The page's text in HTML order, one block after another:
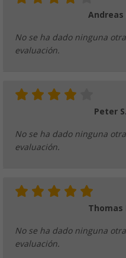
Andreas
No se ha dado ninguna
evaluación.
Peter S.
No se ha dado ninguna
evaluación.
Thomas
No se ha dado ninguna
evaluación.